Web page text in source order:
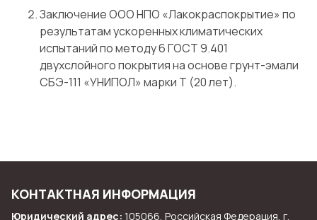
Заключение ООО НПО «Лакокраспокрытие» по
результатам ускоренных климатических
испытаний по методу 6 ГОСТ 9.401
двухслойного покрытия на основе грунт-эмали
СБЭ-111 «УНИПОЛ» марки Т (20 лет).
КОНТАКТНАЯ ИНФОРМАЦИЯ
Юридический адрес: 105066, Российская Федерация, г.